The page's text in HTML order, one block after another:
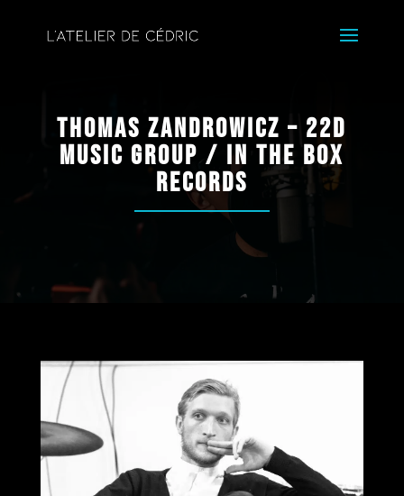
Thomas Zandrowicz – 22D
Music Group / In The Box
Records